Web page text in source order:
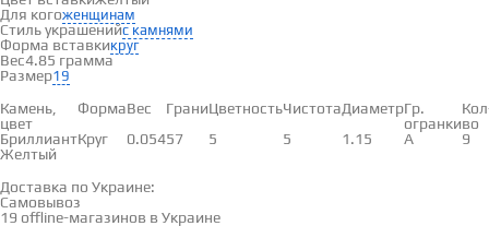
Для когоженщинам
Стиль украшенийс камнями
Форма вставкикруг
Вес4.85 грамма
Размер19
Вставки
Камень,
цвет
ФормаВес ГраниЦветностьЧистотаДиаметрГр.
огранкиво
Бриллиант
Желтый
Круг 0.05457 5 5 1.15 А 9
Доставка по Украине:
Самовывоз
19 offline-магазинов в Украине